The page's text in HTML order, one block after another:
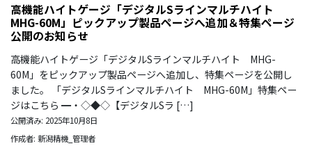
高機能ハイトゲージ「デジタルSラインマルチハイト
MHG-60M」ピックアップ製品ページへ追加＆特集ページ
公開のお知らせ
高機能ハイトゲージ「デジタルSラインマルチハイト MHG-
60M」をピックアップ製品ページへ追加し、特集ページを公開し
ました。 「デジタルSラインマルチハイト MHG-60M」特集ペー
ジはこちら ━・◇◆◇【デジタルSラ […]
公開済み: 2025年10月8日
作成者: 新潟精機_管理者